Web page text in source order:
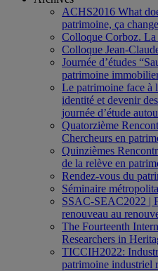
ACHS2016 What
patrimoine, ça
Colloque Corboz.
Colloque Jean-
Journée d’études
patrimoine
Le patrimoine face à
identité et devenir
journée d’étude
Quatorzième
Chercheurs en
Quinzièmes
de la relève en
Rendez-vous du
Séminaire
SSAC-SEAC2022 |
renouveau au
The Fourteenth
Researchers in
TICCIH2022:
patrimoine industriel